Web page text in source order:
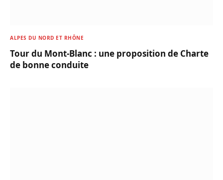
ALPES DU NORD ET RHÔNE
Tour du Mont-Blanc : une proposition de Charte
de bonne conduite